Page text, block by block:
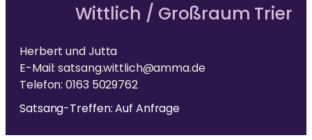
Wittlich / Großraum Trier
Herbert und Jutta
E-Mail: satsang.wittlich@amma.de
Telefon: 0163 5029762
Satsang-Treffen: Auf Anfrage